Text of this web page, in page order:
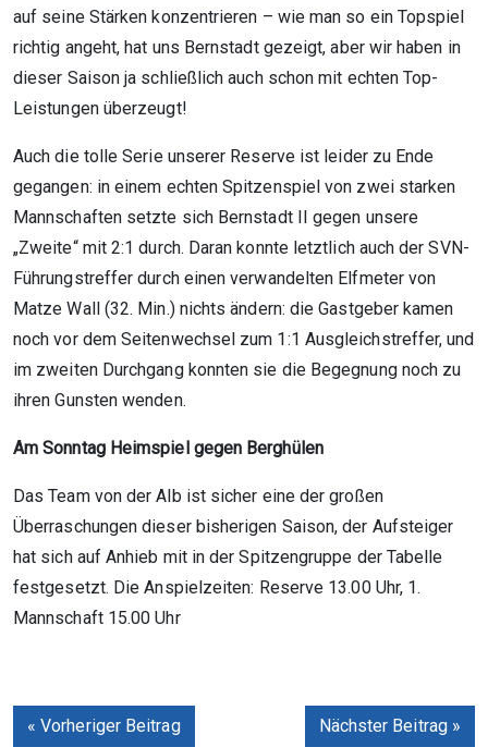
auf seine Stärken konzentrieren – wie man so ein Topspiel
richtig angeht, hat uns Bernstadt gezeigt, aber wir haben in
dieser Saison ja schließlich auch schon mit echten Top-
Leistungen überzeugt!
Auch die tolle Serie unserer Reserve ist leider zu Ende
gegangen: in einem echten Spitzenspiel von zwei starken
Mannschaften setzte sich Bernstadt II gegen unsere
„Zweite“ mit 2:1 durch. Daran konnte letztlich auch der SVN-
Führungstreffer durch einen verwandelten Elfmeter von
Matze Wall (32. Min.) nichts ändern: die Gastgeber kamen
noch vor dem Seitenwechsel zum 1:1 Ausgleichstreffer, und
im zweiten Durchgang konnten sie die Begegnung noch zu
ihren Gunsten wenden.
Am Sonntag Heimspiel gegen Berghülen
Das Team von der Alb ist sicher eine der großen
Überraschungen dieser bisherigen Saison, der Aufsteiger
hat sich auf Anhieb mit in der Spitzengruppe der Tabelle
festgesetzt. Die Anspielzeiten: Reserve 13.00 Uhr, 1.
Mannschaft 15.00 Uhr
« Vorheriger Beitrag Nächster Beitrag »